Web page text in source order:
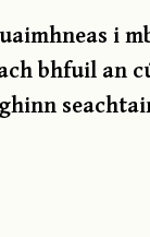
i
bhfuil an